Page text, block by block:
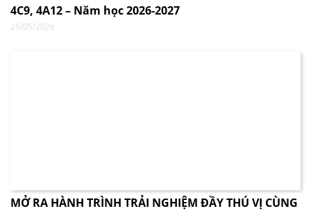
4C9, 4A12 – Năm học 2026-2027
25/05/2026
MỞ RA HÀNH TRÌNH TRẢI NGHIỆM ĐẦY THÚ VỊ CÙNG